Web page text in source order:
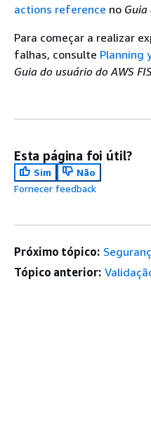
actions reference no Guia
Para começar a realizar
falhas, consulte Planning
Guia do usuário do AWS
Esta página foi útil?
Sim
Não
Fornecer feedback
Próximo tópico:
Tópico anterior: